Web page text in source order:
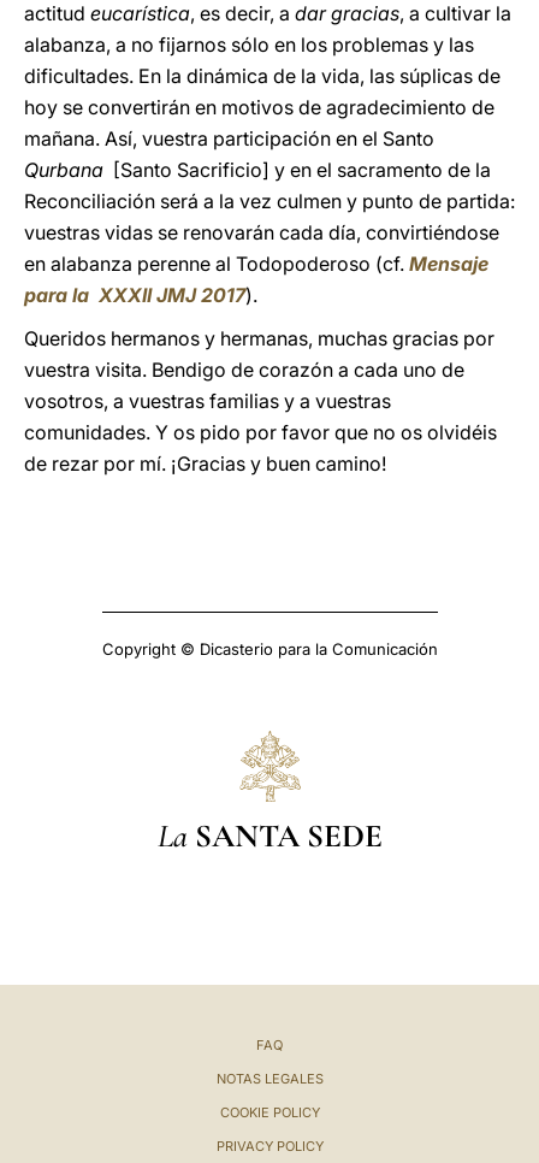
actitud eucarística, es decir, a dar gracias, a cultivar la
alabanza, a no fijarnos sólo en los problemas y las
dificultades. En la dinámica de la vida, las súplicas de
hoy se convertirán en motivos de agradecimiento de
mañana. Así, vuestra participación en el Santo
Qurbana [Santo Sacrificio] y en el sacramento de la
Reconciliación será a la vez culmen y punto de partida:
vuestras vidas se renovarán cada día, convirtiéndose
en alabanza perenne al Todopoderoso (cf. Mensaje
para la XXXII JMJ 2017).
Queridos hermanos y hermanas, muchas gracias por
vuestra visita. Bendigo de corazón a cada uno de
vosotros, a vuestras familias y a vuestras
comunidades. Y os pido por favor que no os olvidéis
de rezar por mí. ¡Gracias y buen camino!
Copyright © Dicasterio para la Comunicación
La SANTA SEDE
FAQ
NOTAS LEGALES
COOKIE POLICY
PRIVACY POLICY